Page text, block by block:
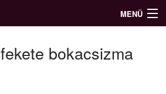
MENÜ
bokacsizma